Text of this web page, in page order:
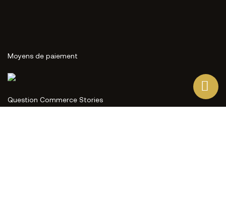
Moyens de paiement
Question Commerce Stories